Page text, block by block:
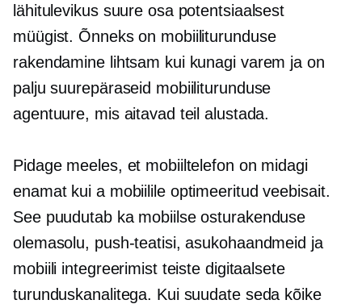
lähitulevikus suure osa potentsiaalsest
müügist. Õnneks on mobiiliturunduse
rakendamine lihtsam kui kunagi varem ja on
palju suurepäraseid mobiiliturunduse
agentuure, mis aitavad teil alustada.
Pidage meeles, et mobiiltelefon on midagi
enamat kui a mobiilile optimeeritud veebisait.
See puudutab ka mobiilse osturakenduse
olemasolu, push-teatisi, asukohaandmeid ja
mobiili integreerimist teiste digitaalsete
turunduskanalitega. Kui suudate seda kõike